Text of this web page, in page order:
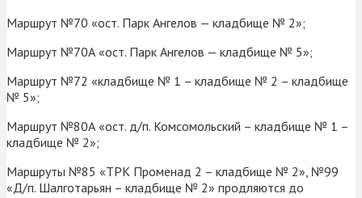
Маршрут №70 «ост. Парк Ангелов — кладбище № 2»;
Маршрут №70А «ост. Парк Ангелов — кладбище № 5»;
Маршрут №72 «кладбище № 1 – кладбище № 2 – кладбище
№ 5»;
Маршрут №80А «ост. д/п. Комсомольский – кладбище № 1 –
кладбище № 2»;
Маршруты №85 «ТРК Променад 2 – кладбище № 2», №99
«Д/п. Шалготарьян – кладбище № 2» продляются до